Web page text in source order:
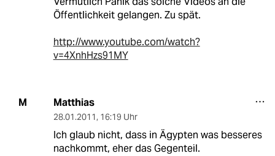
Öffentlichkeit gelangen. Zu spät.
http://www.youtube.com/watch?
v=4XnhHzs91MY
M Matthias
28.01.2011, 16:19 Uhr
Ich glaub nicht, dass in Ägypten was besseres
nachkommt, eher das Gegenteil.